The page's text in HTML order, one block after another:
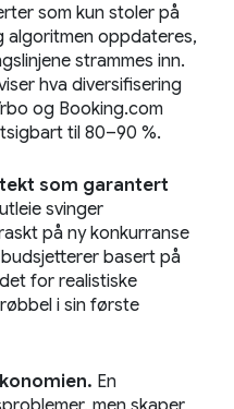
som kun stoler på
algoritmen oppdateres,
strammes inn.
hva diversifisering
og Booking.com
til 80–90 %.
som garantert
svinger
på ny konkurranse
basert på
for realistiske
i sin første
En